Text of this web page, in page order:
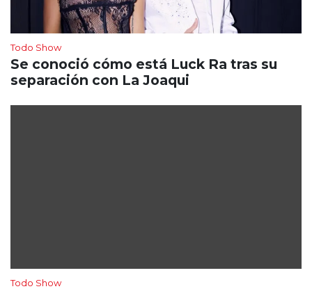
Todo Show
Se conoció cómo está Luck Ra tras su
separación con La Joaqui
Todo Show